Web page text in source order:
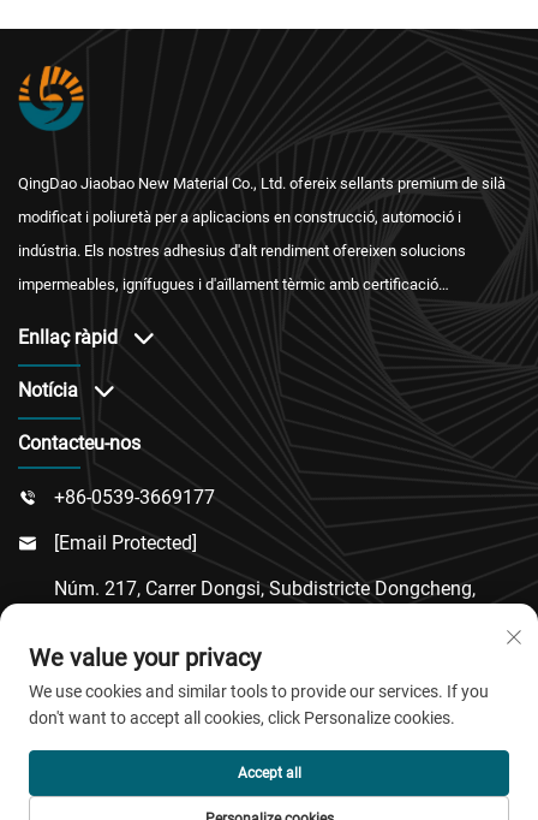
QingDao Jiaobao New Material Co., Ltd. ofereix sellants premium de silà
modificat i poliuretà per a aplicacions en construcció, automoció i
indústria. Els nostres adhesius d'alt rendiment ofereixen solucions
impermeables, ignífugues i d'aïllament tèrmic amb certificació
Enllaç ràpid
Notícia
Contacteu-nos
 +86-0539-3669177
 [email Protected]
Núm. 217, Carrer Dongsi, Subdistricte Dongcheng,
Shandong
Copyright © 2026 QingDao Jiaobao New Material Co.,Ltd.
Tots els drets reservats.
We value your privacy
We use cookies and similar tools to provide our services. If you
don't want to accept all cookies, click Personalize cookies.
Accept all